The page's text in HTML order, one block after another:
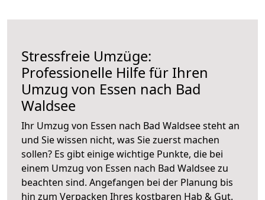
Stressfreie Umzüge:
Professionelle Hilfe für Ihren
Umzug von Essen nach Bad
Waldsee
Ihr Umzug von Essen nach Bad Waldsee steht an
und Sie wissen nicht, was Sie zuerst machen
sollen? Es gibt einige wichtige Punkte, die bei
einem Umzug von Essen nach Bad Waldsee zu
beachten sind. Angefangen bei der Planung bis
hin zum Verpacken Ihres kostbaren Hab & Gut.